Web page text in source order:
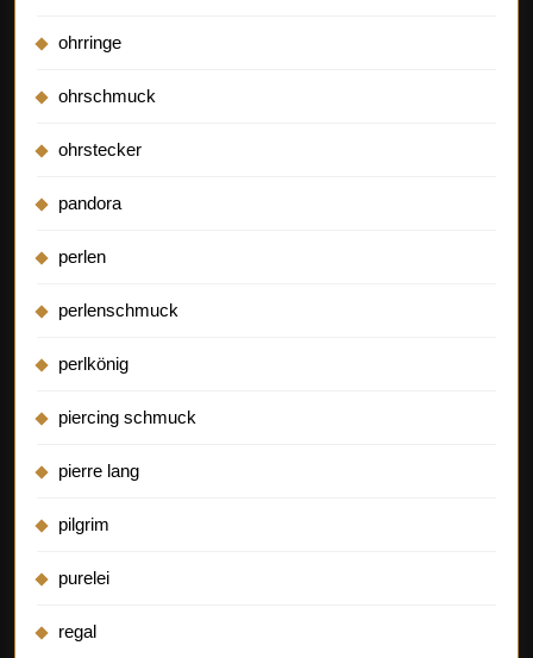
ohrringe
ohrschmuck
ohrstecker
pandora
perlen
perlenschmuck
perlkönig
piercing schmuck
pierre lang
pilgrim
purelei
regal